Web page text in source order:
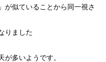
が似ていることから同一視さ
りました
多いようです。